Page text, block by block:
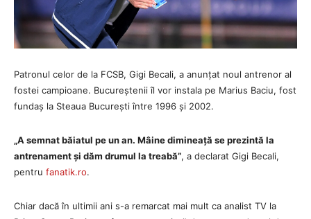
Patronul celor de la FCSB, Gigi Becali, a anunțat noul antrenor al
fostei campioane. Bucureștenii îl vor instala pe Marius Baciu, fost
fundaș la Steaua București între 1996 și 2002.
„A semnat băiatul pe un an. Mâine dimineață se prezintă la
antrenament și dăm drumul la treabă”, a declarat Gigi Becali,
pentru fanatik.ro.
Chiar dacă în ultimii ani s-a remarcat mai mult ca analist TV la